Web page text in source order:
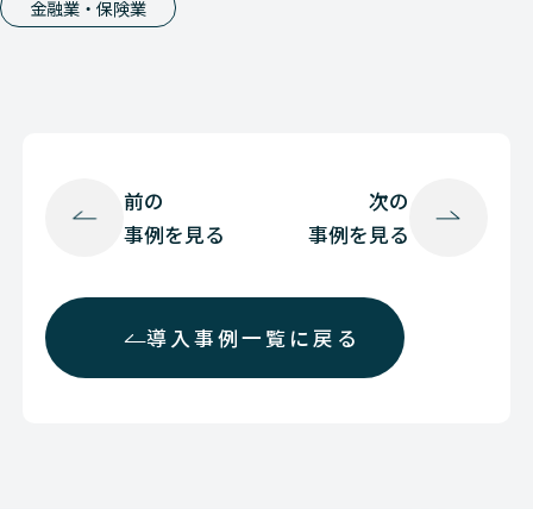
金融業・保険業
前の
事例を見る
導入事例一覧に戻る
次の
事例を見る